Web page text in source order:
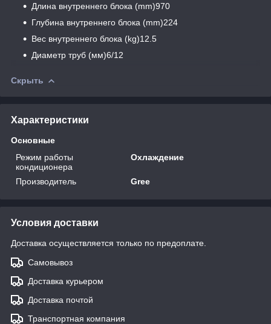
Длина внутреннего блока (mm)970
Глубина внутреннего блока (mm)224
Вес внутреннего блока (kg)12.5
Диаметр труб (мм)6/12
Скрыть
Характеристики
Основные
Режим работы
кондиционера
Охлаждение
Производитель Gree
Условия доставки
Доставка осуществляется только по предоплате.
Самовывоз
Доставка курьером
Доставка почтой
Транспортная компания